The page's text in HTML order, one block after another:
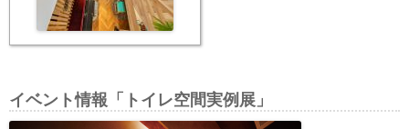
イベント情報「トイレ空間実例展」